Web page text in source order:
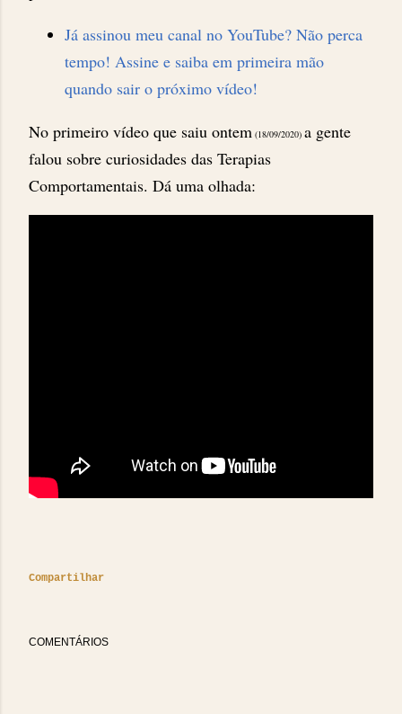
Já assinou meu canal no YouTube? Não perca
tempo! Assine e saiba em primeira mão
quando sair o próximo vídeo!
No primeiro vídeo que saiu ontem (18/09/2020) a gente
falou sobre curiosidades das Terapias
Comportamentais. Dá uma olhada:
Compartilhar
COMENTÁRIOS